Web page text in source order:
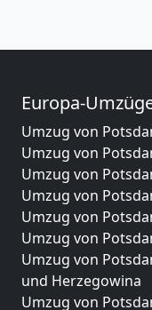
Europa-
Umzug von
Umzug von
Umzug von
Umzug von
Umzug von
Umzug von
Umzug von
und Herzegowina
Umzug von